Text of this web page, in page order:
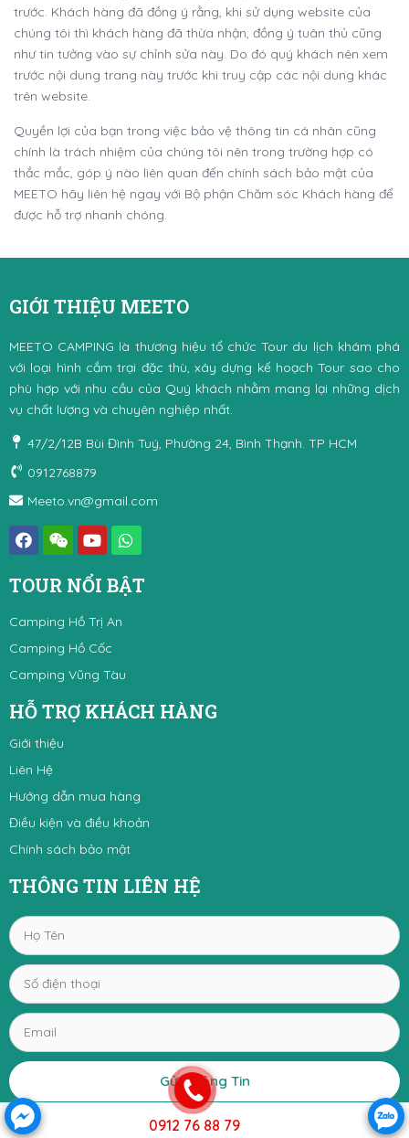
trước. Khách hàng đã đồng ý rằng, khi sử dụng website của
chúng tôi thì khách hàng đã thừa nhận, đồng ý tuân thủ cũng
như tin tưởng vào sự chỉnh sửa này. Do đó quý khách nên xem
trước nội dung trang này trước khi truy cập các nội dung khác
trên website.
Quyền lợi của bạn trong việc bảo vệ thông tin cá nhân cũng
chính là trách nhiệm của chúng tôi nên trong trường hợp có
thắc mắc, góp ý nào liên quan đến chính sách bảo mật của
MEETO hãy liên hệ ngay với Bộ phận Chăm sóc Khách hàng để
được hỗ trợ nhanh chóng.
GIỚI THIỆU MEETO
MEETO CAMPING là thương hiệu tổ chức Tour du lịch khám phá
với loại hình cắm trại đặc thù, xây dựng kế hoạch Tour sao cho
phù hợp với nhu cầu của Quý khách nhằm mang lại những dịch
vụ chất lượng và chuyên nghiệp nhất.
47/2/12B Bùi Đình Tuý, Phường 24, Bình Thạnh. TP HCM
0912768879
Meeto.vn@gmail.com
TOUR NỔI BẬT
Camping Hồ Trị An
Camping Hồ Cốc
Camping Vũng Tàu
HỖ TRỢ KHÁCH HÀNG
Giới thiệu
Liên Hệ
Hướng dẫn mua hàng
Điều kiện và điều khoản
Chính sách bảo mật
THÔNG TIN LIÊN HỆ
Gửi Thông Tin
0912 76 88 79